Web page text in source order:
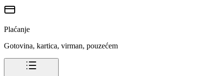
Plaćanje
Gotovina, kartica, virman, pouzećem